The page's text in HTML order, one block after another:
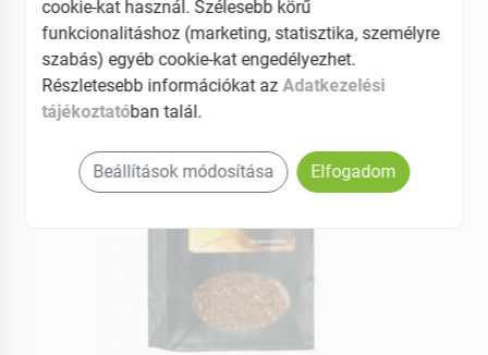
cookie-kat használ. Szélesebb körű
funkcionalitáshoz (marketing, statisztika, személyre
szabás) egyéb cookie-kat engedélyezhet.
Részletesebb információkat azAdatkezelési
tájékoztatóban talál.
Beállítások módosítása Elfogadom